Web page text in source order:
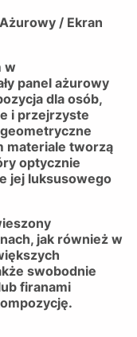
/ Ekran
w
panel ażurowy
dla osób,
i przejrzyste
materiale tworzą
optycznie
jej luksusowego
jak również w
swobodnie
firanami